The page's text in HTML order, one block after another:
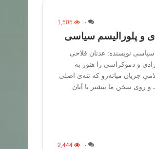
۰ 1,505
و پلورالیسم سیاسی
سیاسی نویسنده: عدنان فلاحی
و دموکراسی را هنوز به
جریان میانه‌رو که تنه‌ی اصلی
روی سخن ما بیشتر با آنان
۰ 2,444